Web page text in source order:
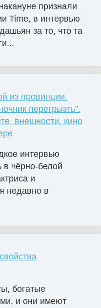
признали
Time, в интервью
за то, что та
из провинции.
перегрызть".
внешности, кино
интервью
в чёрно-белой
и
недавно в
богатые
и они имеют